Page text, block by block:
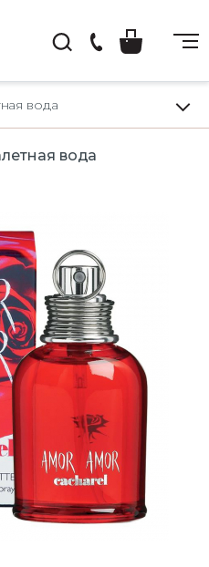
вода
вода